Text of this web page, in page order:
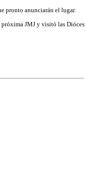
pronto anunciarán el lugar.
JMJ y visitó las